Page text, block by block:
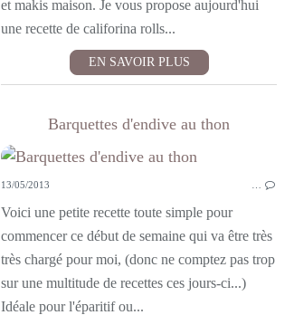
et makis maison. Je vous propose aujourd'hui
une recette de califorina rolls...
EN SAVOIR PLUS
Barquettes d'endive au thon
13/05/2013
Voici une petite recette toute simple pour
commencer ce début de semaine qui va être très
très chargé pour moi, (donc ne comptez pas trop
sur une multitude de recettes ces jours-ci...)
Idéale pour l'éparitif ou...